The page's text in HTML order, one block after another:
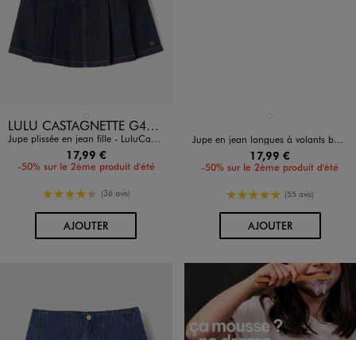
Disponible en 1 coloris LULU CASTAGNETTE G4G D
Jupe plissée en jean fille - LuluCastagnette
17,99 €
-50% sur le 2ème produit d'été
4.5/5 de moyenne
(36 avis)
AJOUTERAU PANIER
Jupe en jean longues à volants bohème fille
17,99 €
-50% sur le 2ème produit d'été
5/5 de moyenne
(55 avis)
AJOUTERAU PANIER